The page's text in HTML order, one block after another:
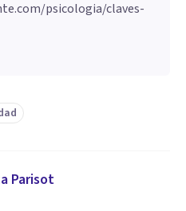
psicologia/claves-
Parisot